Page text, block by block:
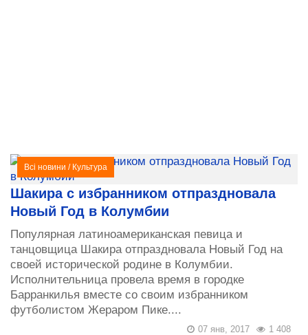
Всі новини / Культура
Шакира с избранником отпраздновала
Новый Год в Колумбии
Популярная латиноамериканская певица и
танцовщица Шакира отпраздновала Новый Год на
своей исторической родине в Колумбии.
Исполнительница провела время в городке
Барранкилья вместе со своим избранником
футболистом Жераром Пике....
1 408
07 янв, 2017